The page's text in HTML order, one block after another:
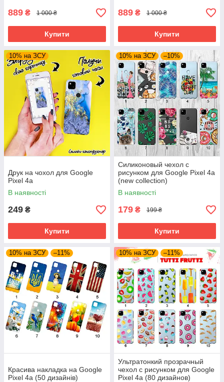
889 ₴ 1 000 ₴
Купити
889 ₴ 1 000 ₴
Купити
10% на ЗСУ
Друк на чохол для Google
Pixel 4a
В наявності
249 ₴
Купити
10% на ЗСУ –10%
Силиконовый чехол с
рисунком для Google Pixel 4a
(new collection)
В наявності
179 ₴ 199 ₴
Купити
10% на ЗСУ –11%
Красива накладка на Google
Pixel 4a (50 дизайнів)
10% на ЗСУ –11%
Ультратонкий прозрачный
чехол с рисунком для Google
Pixel 4a (80 дизайнов)